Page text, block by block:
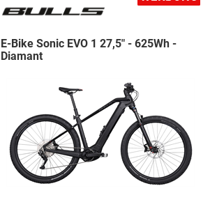
E-Bike Sonic EVO 1 27,5" - 625Wh -
Diamant